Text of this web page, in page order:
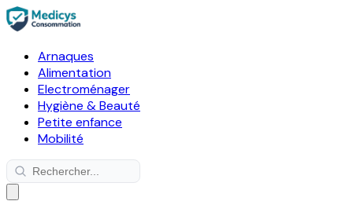
Arnaques
Alimentation
Electroménager
Hygiène & Beauté
Petite enfance
Mobilité